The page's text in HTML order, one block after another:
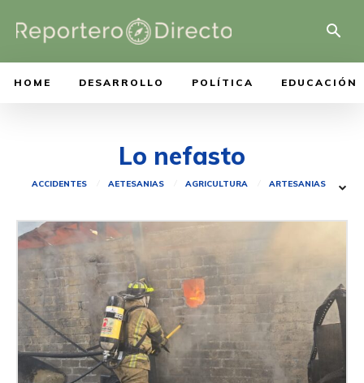
HOME DESARROLLO POLÍTICA EDUCACIÓN
Lo nefasto
ACCIDENTES AETESANIAS AGRICULTURA ARTESANIAS